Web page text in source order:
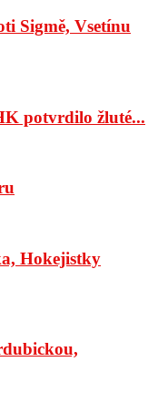
Sigmě, Vsetínu
potvrdilo žluté...
Hokejistky